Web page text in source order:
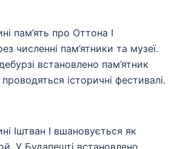
пам’ять про Оттона I
численні пам’ятники та музеї.
встановлено пам’ятник
історичні фестивалі.
Іштван I вшановується як
У Будапешті встановлено